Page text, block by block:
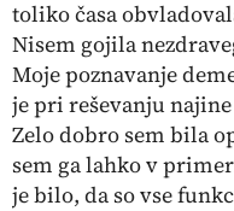
toliko časa
Nisem gojila
Moje poznavanje
je pri reševanju
Zelo dobro sem bila
sem ga lahko v
je bilo, da so vse